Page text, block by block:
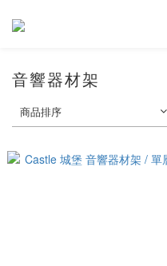
音響器材架
商品排序